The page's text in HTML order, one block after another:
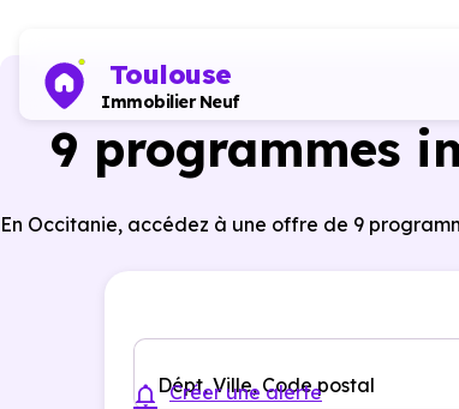
Toulouse
Immobilier Neuf
9 programmes
En Occitanie, accédez à une offre de 9
Dépt, Ville, Code postal
Créer une alerte